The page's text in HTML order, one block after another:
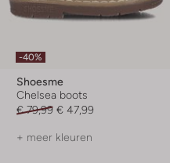
-40%
Shoesme
Chelsea boots
€ 79,99 € 47,99
+ meer kleuren